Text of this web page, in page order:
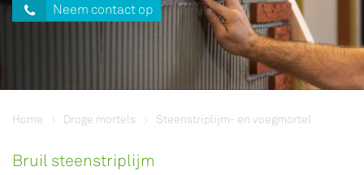
Neem contact op
Home Droge mortels Steenstriplijm- en voegmortel
Bruil steenstriplijm